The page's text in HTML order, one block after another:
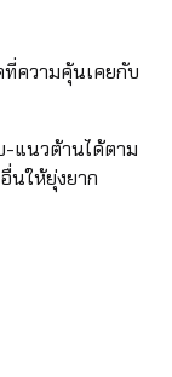
ความคุ้นเคยกับ
-แนวต้านได้ตาม
นให้ยุ่งยาก